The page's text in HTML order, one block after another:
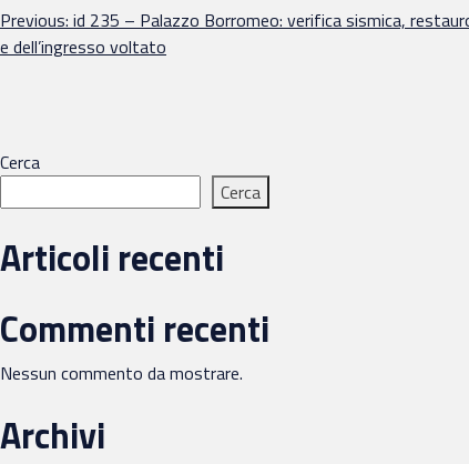
Navigazione
articoli
Previous: id 235 – Palazzo Borromeo: verifica sismica,
e dell’ingresso voltato
Cerca
Cerca
Articoli recenti
Commenti recenti
Nessun commento da mostrare.
Archivi